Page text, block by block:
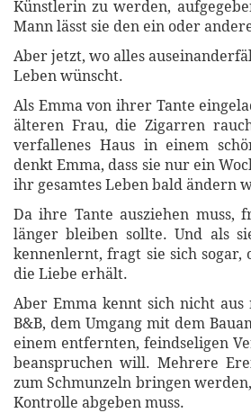
Künstlerin zu werden,
Mann lässt sie den ein oder
Aber jetzt, wo alles
Leben wünscht.
Als Emma von ihrer Tante
älteren Frau, die Zigarren
verfallenes Haus in einem
denkt Emma, dass sie nur ein
ihr gesamtes Leben bald ändern
Da ihre Tante ausziehen muss,
länger bleiben sollte. Und als
kennenlernt, fragt sie sich
die Liebe erhält.
Aber Emma kennt sich nicht
B&B, dem Umgang mit dem
einem entfernten, feindseligen
beanspruchen will. Mehrere
zum Schmunzeln bringen
Kontrolle abgeben muss.